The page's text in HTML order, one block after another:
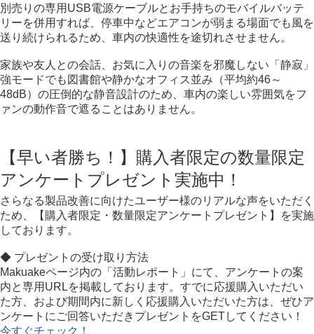
別売りの専用USB電源ケーブルとお手持ちのモバイルバッテ
リーを併用すれば、停車中などエアコンが弱まる場面でも風を
送り続けられるため、車内の快適性を途切れさせません。
家族や友人との会話、お気に入りの音楽を邪魔しない「静寂」
強モードでも図書館や静かなオフィス並み（平均約46～
48dB）の圧倒的な静音設計のため、車内の楽しい雰囲気をフ
ァンの動作音で遮ることはありません。
【早い者勝ち！】購入者限定の数量限定
アンケートプレゼント実施中！
さらなる製品改善に向けたユーザー様のリアルな声をいただく
ため、【購入者限定・数量限定アンケートプレゼント】を実施
しております。
◆ プレゼントの受け取り方法
Makuakeページ内の「活動レポート」にて、アンケートの案
内と専用URLを掲載しております。すでに応援購入いただい
た方、および期間内に新しく応援購入いただいた方は、ぜひア
ンケートにご回答いただきプレゼントをGETしてください！
今すぐチェック！